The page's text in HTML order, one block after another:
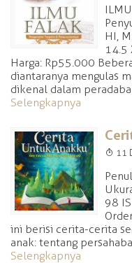
HI,
14.5
Harga: Rp55.000
diantaranya mengulas
dikenal dalam
Selengkapnya
T 11
98
ini berisi cerita-cerita
anak: tentang
Selengkapnya